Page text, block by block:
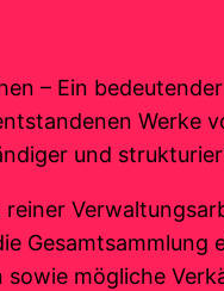
– Ein
Werke
und
reiner
mögliche